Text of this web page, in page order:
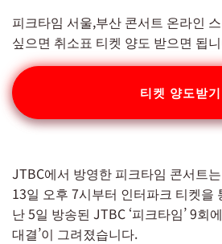
피크타임 서울,부산 콘서트 온라인
싶으면 취소표 티켓 양도 받으면 됩
티켓 양도받기
JTBC에서 방영한 피크타임 콘서트
13일 오후 7시부터 인터파크 티켓을
난 5일 방송된 JTBC ‘피크타임’ 9회
대결’이 그려졌습니다.